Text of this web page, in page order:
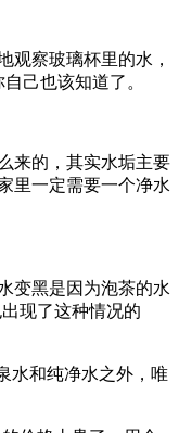
察玻璃杯里的水，
己也该知道了。
来的，其实水垢主要
里一定需要一个净水
变黑是因为泡茶的水
现了这种情况的
水和纯净水之外，唯